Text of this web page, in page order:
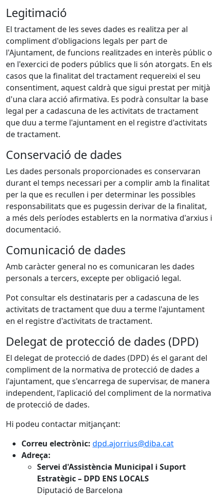
Legitimació
El tractament de les seves dades es realitza per al
compliment d'obligacions legals per part de
l'Ajuntament, de funcions realitzades en interès públic o
en l'exercici de poders públics que li són atorgats. En els
casos que la finalitat del tractament requereixi el seu
consentiment, aquest caldrà que sigui prestat per mitjà
d'una clara acció afirmativa. Es podrà consultar la base
legal per a cadascuna de les activitats de tractament
que duu a terme l'ajuntament en el registre d'activitats
de tractament.
Conservació de dades
Les dades personals proporcionades es conservaran
durant el temps necessari per a complir amb la finalitat
per la que es recullen i per determinar les possibles
responsabilitats que es pugessin derivar de la finalitat,
a més dels períodes establerts en la normativa d'arxius i
documentació.
Comunicació de dades
Amb caràcter general no es comunicaran les dades
personals a tercers, excepte per obligació legal.
Pot consultar els destinataris per a cadascuna de les
activitats de tractament que duu a terme l'ajuntament
en el registre d'activitats de tractament.
Delegat de protecció de dades (DPD)
El delegat de protecció de dades (DPD) és el garant del
compliment de la normativa de protecció de dades a
l'ajuntament, que s'encarrega de supervisar, de manera
independent, l'aplicació del compliment de la normativa
de protecció de dades.
Hi podeu contactar mitjançant:
Correu electrònic: dpd.ajorrius@diba.cat
Adreça:
Servei d'Assistència Municipal i Suport
Estratègic – DPD ENS LOCALS
Diputació de Barcelona